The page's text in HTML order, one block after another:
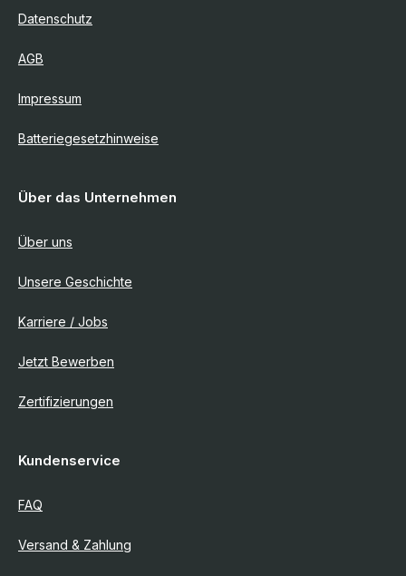
Datenschutz
AGB
Impressum
Batteriegesetzhinweise
Über das Unternehmen
Über uns
Unsere Geschichte
Karriere / Jobs
Jetzt Bewerben
Zertifizierungen
Kundenservice
FAQ
Versand & Zahlung